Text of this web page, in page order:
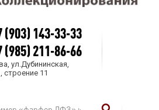
(903) 143-33-33
(985) 211-86-66
ул.Дубининская,
строение 11